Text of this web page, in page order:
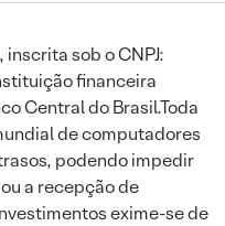
sob o CNPJ:
financeira
Central do Brasil.Toda
de computadores
podendo impedir
a recepção de
exime-se de